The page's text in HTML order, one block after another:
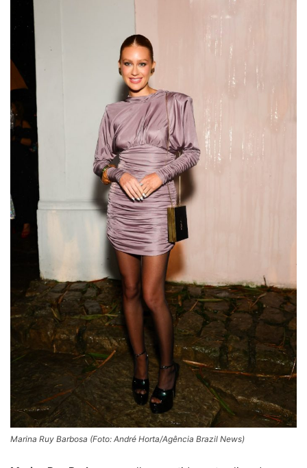
Marina Ruy Barbosa (Foto: André Horta/Agência Brazil News)